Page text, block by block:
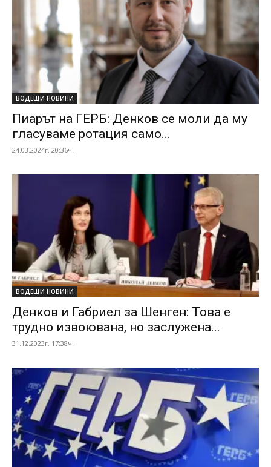
ВОДЕЩИ НОВИНИ
Пиарът на ГЕРБ: Денков се моли да му
гласуваме ротация само...
24.03.2024г. 20:36ч.
ВОДЕЩИ НОВИНИ
Денков и Габриел за Шенген: Това е
трудно извоювана, но заслужена...
31.12.2023г. 17:38ч.